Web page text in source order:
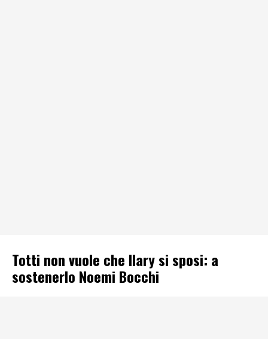
Totti non vuole che Ilary si sposi: a
sostenerlo Noemi Bocchi